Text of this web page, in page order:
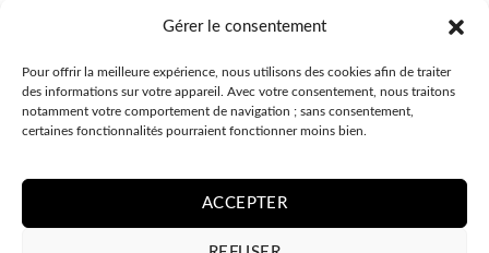
Gérer le consentement
Pour offrir la meilleure expérience, nous utilisons des cookies afin de traiter
des informations sur votre appareil. Avec votre consentement, nous traitons
notamment votre comportement de navigation ; sans consentement,
certaines fonctionnalités pourraient fonctionner moins bien.
ACCEPTER
Je n’ai pas reçu ma commande.
J’ai une autre question.
Contactez-nous